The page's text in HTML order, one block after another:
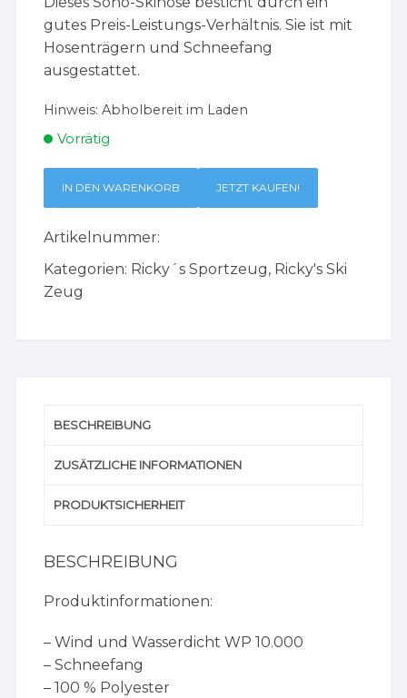
gutes Preis-Leistungs-Verhältnis. Sie ist mit
Hosenträgern und Schneefang
ausgestattet.
Hinweis:Abholbereit im Laden
Vorrätig
IN DEN WARENKORB JETZT KAUFEN!
Artikelnummer:
Kategorien: Ricky´s Sportzeug, Ricky's Ski
Zeug
BESCHREIBUNG
ZUSÄTZLICHE INFORMATIONEN
PRODUKTSICHERHEIT
BESCHREIBUNG
Produktinformationen:
– Wind und Wasserdicht WP 10.000
– Schneefang
– 100 % Polyester